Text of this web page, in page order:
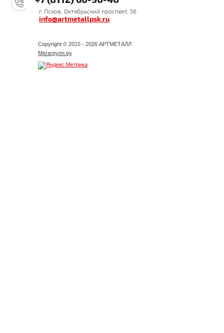
г. Псков, Октябрьский проспект, 56
info@artmetallpsk.ru
Copyright © 2015 - 2026 АРТМЕТАЛЛ
Мегагрупп.ру